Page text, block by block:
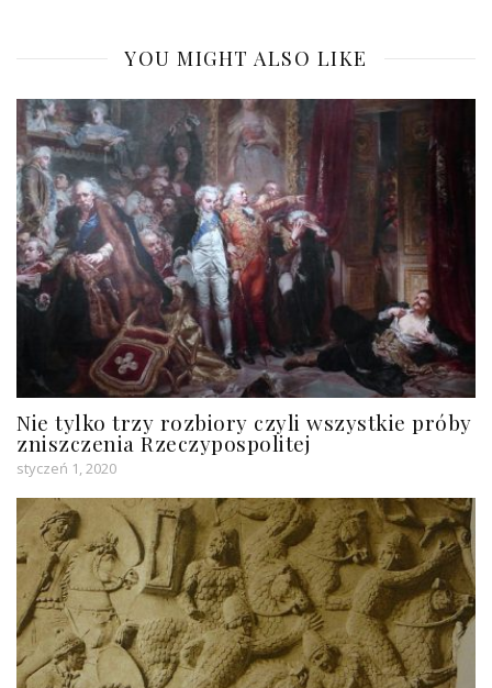
YOU MIGHT ALSO LIKE
Nie tylko trzy rozbiory czyli wszystkie próby
zniszczenia Rzeczypospolitej
styczeń 1, 2020